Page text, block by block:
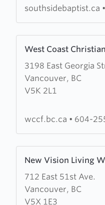
Church
southsidebaptist.ca •
West Coast
3198 East Georgia
Vancouver, BC
V5K 2L1
more
about
West
Coast
Fellowship
wccf.bc.ca • 604-
New Vision Living
712 East 51st Ave.
Vancouver, BC
V5X 1E3
more
about
New
Vision